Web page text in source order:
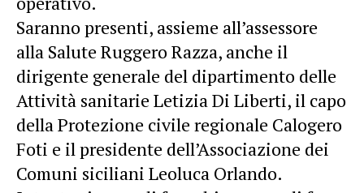
Saranno presenti, assieme all’assessore
alla Salute Ruggero Razza, anche il
dirigente generale del dipartimento delle
Attività sanitarie Letizia Di Liberti, il capo
della Protezione civile regionale Calogero
Foti e il presidente dell’Associazione dei
Comuni siciliani Leoluca Orlando.